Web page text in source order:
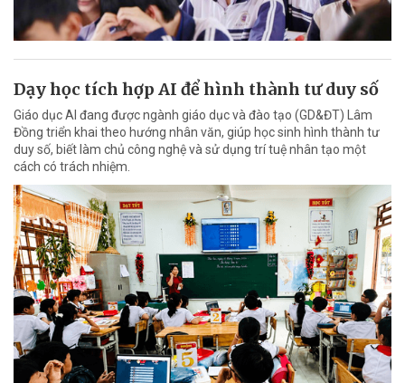
Dạy học tích hợp AI để hình thành tư duy số
Giáo dục AI đang được ngành giáo dục và đào tạo (GD&ĐT) Lâm
Đồng triển khai theo hướng nhân văn, giúp học sinh hình thành tư
duy số, biết làm chủ công nghệ và sử dụng trí tuệ nhân tạo một
cách có trách nhiệm.